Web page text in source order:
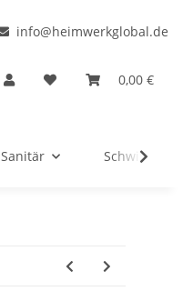
info@heimwerkglobal.de
0,00 €
Sanitär